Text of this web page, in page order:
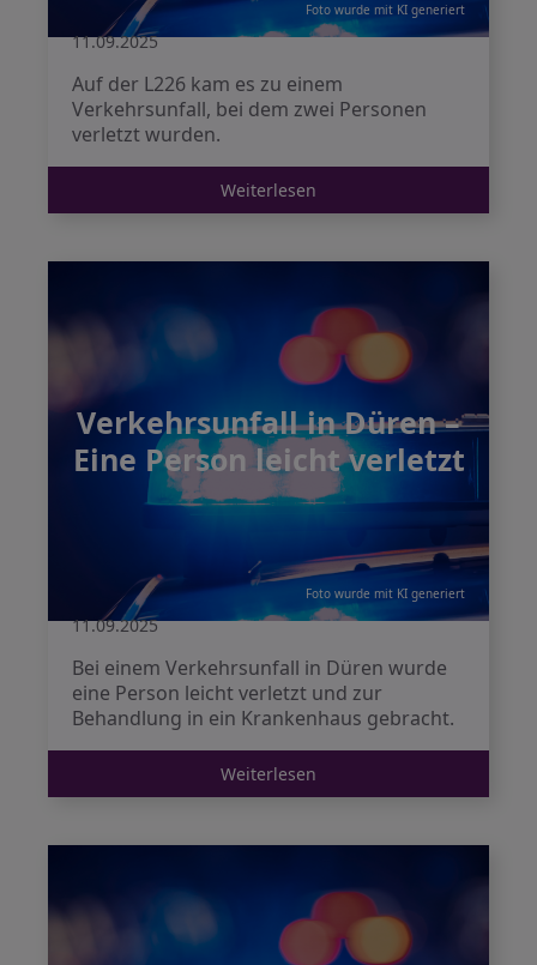
Foto wurde mit KI generiert
11.09.2025
Auf der L226 kam es zu einem
Verkehrsunfall, bei dem zwei Personen
verletzt wurden.
Weiterlesen
Verkehrsunfall in Düren –
Eine Person leicht verletzt
Foto wurde mit KI generiert
11.09.2025
Bei einem Verkehrsunfall in Düren wurde
eine Person leicht verletzt und zur
Behandlung in ein Krankenhaus gebracht.
Weiterlesen